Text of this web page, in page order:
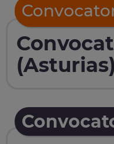
(Asturias)